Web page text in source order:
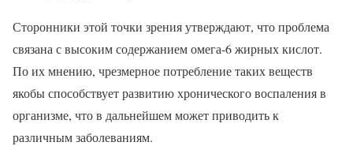
Сторонники этой точки зрения утверждают, что проблема
связана с высоким содержанием омега-6 жирных кислот.
По их мнению, чрезмерное потребление таких веществ
якобы способствует развитию хронического воспаления в
организме, что в дальнейшем может приводить к
различным заболеваниям.